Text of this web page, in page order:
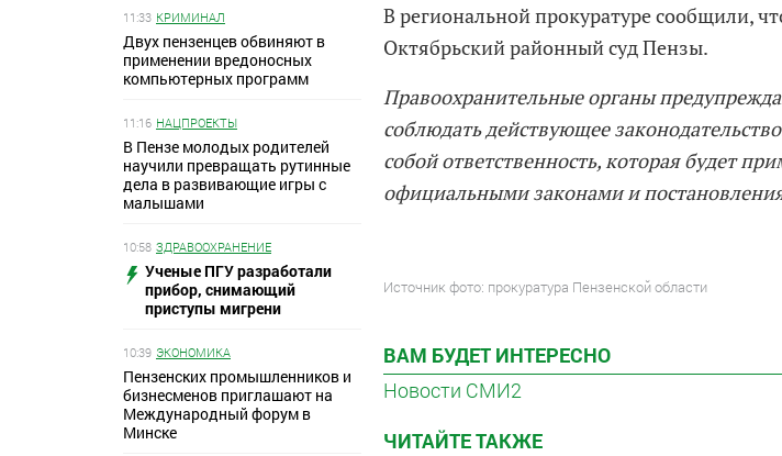
11:33 КРИМИНАЛ
Двух пензенцев обвиняют в
применении вредоносных
компьютерных программ
11:16 НАЦПРОЕКТЫ
В Пензе молодых родителей
научили превращать рутинные
дела в развивающие игры с
малышами
10:58 ЗДРАВООХРАНЕНИЕ
Ученые ПГУ разработали
прибор, снимающий
приступы мигрени
10:39 ЭКОНОМИКА
Пензенских промышленников и
бизнесменов приглашают на
Международный форум в
Минске
В региональной прокуратуре сообщили,
Октябрьский районный суд Пензы.
Правоохранительные органы
соблюдать действующее
собой ответственность, которая будет
официальными законами и
Источник фото: прокуратура Пензенской области
ВАМ БУДЕТ ИНТЕРЕСНО
Новости СМИ2
ЧИТАЙТЕ ТАКЖЕ